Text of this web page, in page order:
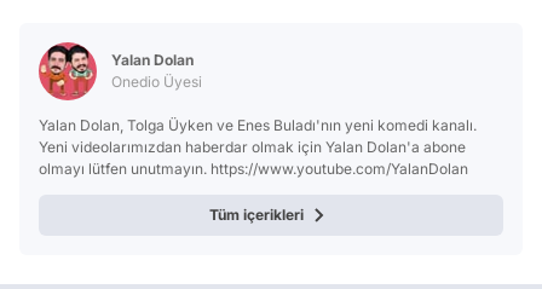
Yalan Dolan
Onedio Üyesi
Yalan Dolan, Tolga Üyken ve Enes Buladı'nın yeni komedi kanalı.
Yeni videolarımızdan haberdar olmak için Yalan Dolan'a abone
olmayı lütfen unutmayın. https://www.youtube.com/YalanDolan
Tüm içerikleri